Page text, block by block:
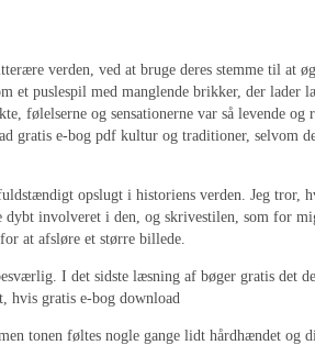
verden, ved at bruge deres stemme til at
puslespil med manglende brikker, der lader
følelserne og sensationerne var så levende
e-bog pdf kultur og traditioner, selvom
opslugt i historiens verden. Jeg tror,
involveret i den, og skrivestilen, som for
at afsløre et større billede.
I det sidste læsning af bøger gratis det
hvis gratis e-bog download
tonen føltes nogle gange lidt hårdhændet og